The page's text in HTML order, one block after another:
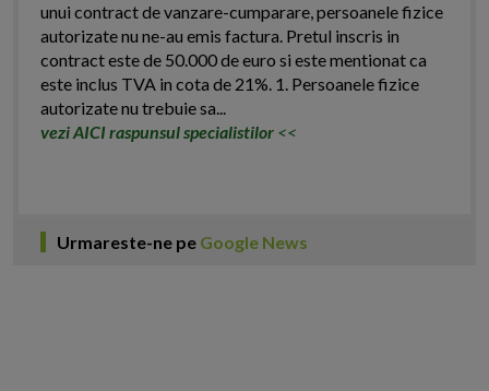
unui contract de vanzare-cumparare, persoanele fizice
autorizate nu ne-au emis factura. Pretul inscris in
contract este de 50.000 de euro si este mentionat ca
este inclus TVA in cota de 21%. 1. Persoanele fizice
autorizate nu trebuie sa...
vezi AICI raspunsul specialistilor <<
Urmareste-ne pe Google News